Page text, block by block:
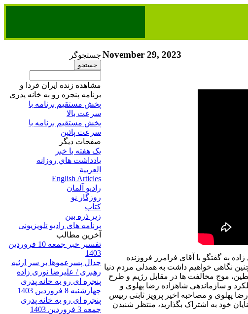
جستجوگر
مشاهده زنده ایران فردا و
برنامه پنجره رو به خانه پدری
پخش مستقیم برنامه‌ ​با
سرعت بالا
پخش مستقیم برنامه‌ ​با
سرعت پائین​
صفحات ديگر
يک هفته با خبر
يادداشت هاي روزانه
العربية
English Articles
راديو آلمان
روزگار نو
کتاب
زير ذره بين
برنامه های رادیو تلویزیونی
آخرين مطالب
تفسیر خبر جمعه 10 فروردین
1403
جدال پسرعموها بر سر ارثیه
رهبری / علیرضا نوری زاده
پنجره ای رو به خانه پدری
چهارشنبه 8 فروردین 1403
پنجره ای رو به خانه پدری
جمعه 3 فروردین 1403
November 29, 2023
به گفتگو با آقای فرامرز فروزنده
نگاهی خواهیم داشت به همدلی مردم دنیا
موج مخالفت ها در مقابل رژیم و طرح
و سازماندهی شاهزاده رضا پهلوی و
پهلوی و مصاحبه اخیر پرویز ثابتی رییس
خود به اشتراک بگذارید، منتظر شنیدن